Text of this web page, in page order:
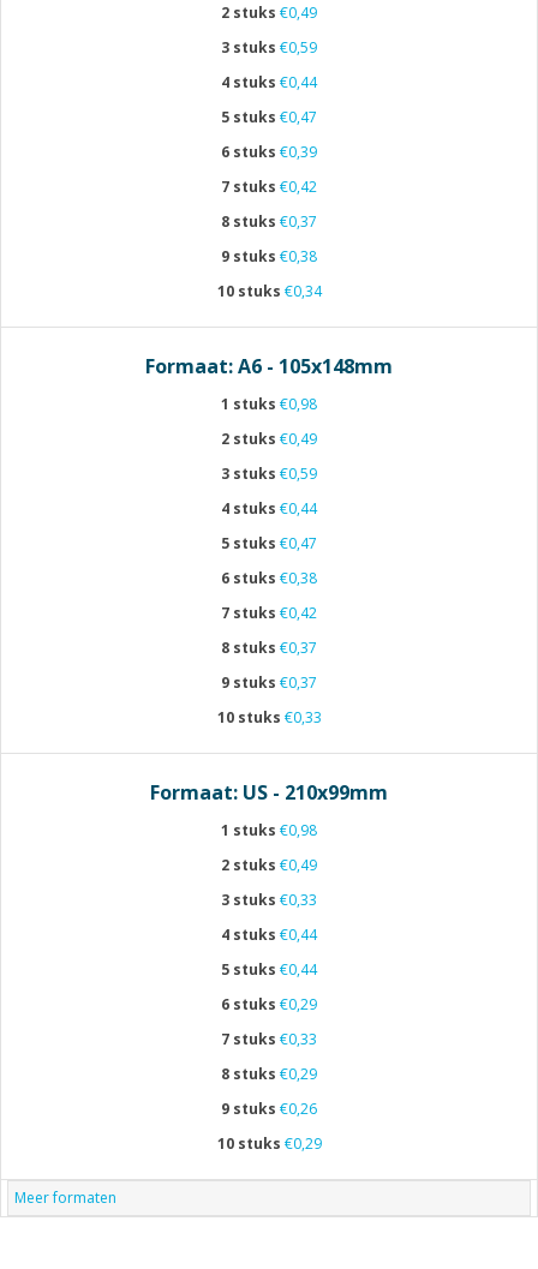
2 stuks €0,49
3 stuks €0,59
4 stuks €0,44
5 stuks €0,47
6 stuks €0,39
7 stuks €0,42
8 stuks €0,37
9 stuks €0,38
10 stuks €0,34
Formaat: A6 - 105x148mm
1 stuks €0,98
2 stuks €0,49
3 stuks €0,59
4 stuks €0,44
5 stuks €0,47
6 stuks €0,38
7 stuks €0,42
8 stuks €0,37
9 stuks €0,37
10 stuks €0,33
Formaat: US - 210x99mm
1 stuks €0,98
2 stuks €0,49
3 stuks €0,33
4 stuks €0,44
5 stuks €0,44
6 stuks €0,29
7 stuks €0,33
8 stuks €0,29
9 stuks €0,26
10 stuks €0,29
Meer formaten